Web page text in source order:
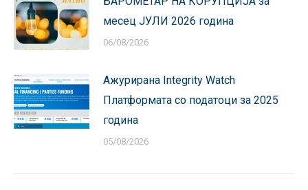
месец ЈУЛИ 2026 година
06/08/2026
Ажурирана Integrity Watch
Платформата со податоци за 2025
година
05/08/2026